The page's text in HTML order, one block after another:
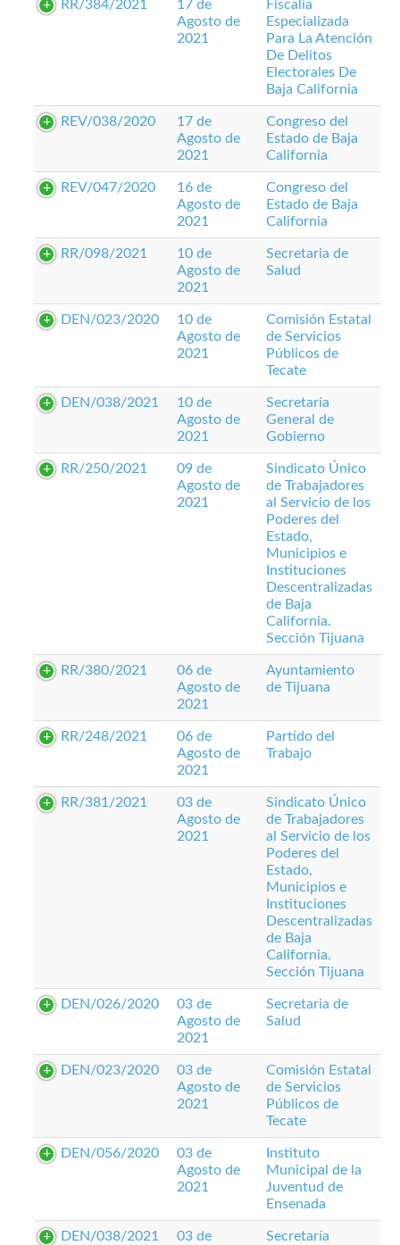
RR/384/2021
17 de
Agosto de
2021
Fiscalía
Especializada
Para La Atención
De Delitos
Electorales De
Baja California
REV/038/2020
17 de
Agosto de
2021
Congreso del
Estado de Baja
California
REV/047/2020
16 de
Agosto de
2021
Congreso del
Estado de Baja
California
RR/098/2021
10 de
Agosto de
2021
Secretaria de
Salud
DEN/023/2020
10 de
Agosto de
2021
Comisión Estatal
de Servicios
Públicos de
Tecate
DEN/038/2021
10 de
Agosto de
2021
Secretaría
General de
Gobierno
RR/250/2021
09 de
Agosto de
2021
Sindicato Único
de Trabajadores
al Servicio de los
Poderes del
Estado,
Municipios e
Instituciones
Descentralizadas
de Baja
California.
Sección Tijuana
RR/380/2021
06 de
Agosto de
2021
Ayuntamiento
de Tijuana
RR/248/2021
06 de
Agosto de
2021
Partido del
Trabajo
RR/381/2021
03 de
Agosto de
2021
Sindicato Único
de Trabajadores
al Servicio de los
Poderes del
Estado,
Municipios e
Instituciones
Descentralizadas
de Baja
California.
Sección Tijuana
DEN/026/2020
03 de
Agosto de
2021
Secretaria de
Salud
DEN/023/2020
03 de
Agosto de
2021
Comisión Estatal
de Servicios
Públicos de
Tecate
DEN/056/2020
03 de
Agosto de
2021
Instituto
Municipal de la
Juventud de
Ensenada
DEN/038/2021
03 de
Secretaría